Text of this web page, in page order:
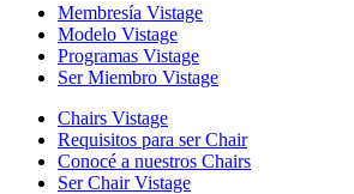
Membresía Vistage
Modelo Vistage
Programas Vistage
Ser Miembro Vistage
Chairs Vistage
Requisitos para ser Chair
Conocé a nuestros Chairs
Ser Chair Vistage